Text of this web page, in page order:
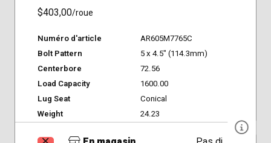
$403,00/roue
Numéro d'article
AR605M7765C
Bolt Pattern
5 x 4.5" (114.3mm)
Centerbore
72.56
Load Capacity
1600.00
Lug Seat
Conical
Weight
24.23